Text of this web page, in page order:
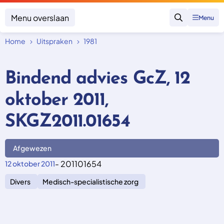
Menu overslaan
Zoeken
Menu
Onderwerpen
Zorgverzekering afsluiten
Vergoeding van zorg
Zorg in het buitenland
Geen zorgverzekering
Focus en impact
Uitspraken
Over SKGZ
Nieuws
Home Uitspraken 1981
Bindend advies GcZ, 12
oktober 2011,
SKGZ2011.01654
Afgewezen
12 oktober 2011- 201101654
Divers Medisch-specialistische zorg